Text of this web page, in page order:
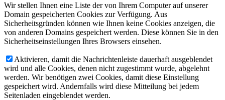
Wir stellen Ihnen eine Liste der von Ihrem Computer auf unserer
Domain gespeicherten Cookies zur Verfügung. Aus
Sicherheitsgründen können wie Ihnen keine Cookies anzeigen, die
von anderen Domains gespeichert werden. Diese können Sie in den
Sicherheitseinstellungen Ihres Browsers einsehen.
Aktivieren, damit die Nachrichtenleiste dauerhaft ausgeblendet
wird und alle Cookies, denen nicht zugestimmt wurde, abgelehnt
werden. Wir benötigen zwei Cookies, damit diese Einstellung
gespeichert wird. Andernfalls wird diese Mitteilung bei jedem
Seitenladen eingeblendet werden.